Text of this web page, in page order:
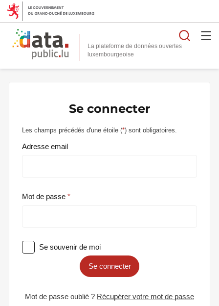
La plateforme de données ouvertes
Se connecter
Les champs précédés d'une étoile (*) sont obligatoires.
Adresse email
Mot de passe
Se souvenir de moi
Se connecter
Mot de passe oublié ? Récupérer votre mot de passe